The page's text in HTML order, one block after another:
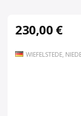
230,00 €
WIEFELSTEDE,